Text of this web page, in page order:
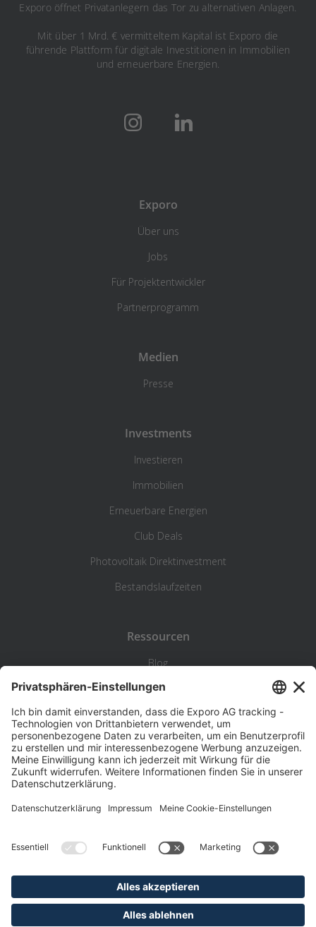
Exporo öffnet Privatanlegern das Tor zu alternativen Anlagen.
Mit über 1 Mrd. € vermitteltem Kapital ist Exporo die
führende Plattform für digitale Investitionen in Immobilien
und erneuerbare Energien.
Exporo
Über uns
Jobs
Für Projektentwickler
Partnerprogramm
Medien
Presse
Investments
Investieren
Immobilien
Erneuerbare Energien
Club Deals
Photovoltaik Direktinvestment
Bestandslaufzeiten
Ressourcen
Blog
Statistik
Wiki
Standortanalyse
Hilfe & Kontakt
©Exporo AG 2026
AGB
Datenschutz
Disclaimer